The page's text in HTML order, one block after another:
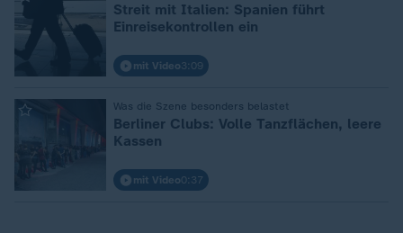
Streit mit Italien: Spanien führt
Einreisekontrollen ein
mit Video3:09
Was die Szene besonders belastet
Berliner Clubs: Volle Tanzflächen, leere
Kassen
mit Video0:37